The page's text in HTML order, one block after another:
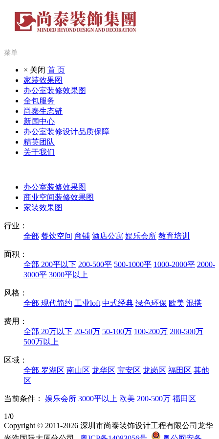
菜单
× 关闭 首 页
家装效果图
办公室装修效果图
全包服务
尚泰生态链
新闻中心
办公室装修设计品质保障
精英团队
关于我们
办公室装修效果图
商业空间装修效果图
家装效果图
行业：
全部 餐饮空间 商铺 酒店公寓 娱乐会所 教育培训
面积：
全部 200平以下 200-500平 500-1000平 1000-2000平 2000-
3000平 3000平以上
风格：
全部 现代简约 工业loft 中式经典 绿色环保 欧美 混搭
费用：
全部 20万以下 20-50万 50-100万 100-200万 200-500万
500万以上
区域：
全部 罗湖区 南山区 龙华区 宝安区 龙岗区 福田区 其他
区
当前条件： 娱乐会所 3000平以上 欧美 200-500万 福田区
1/0
Copyright © 2011-2026 深圳市尚泰装饰设计工程有限公司龙华